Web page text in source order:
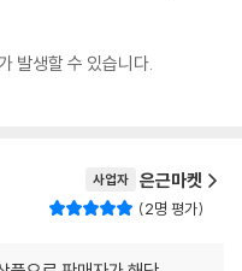
발생할 수 있습니다.
사업자 은근마켓
2명 평가